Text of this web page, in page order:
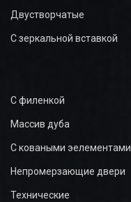
Двустворчатые
С зеркальной вставкой
С филенкой
Массив дуба
С коваными эелементами
Непромерзающие двери
Технические